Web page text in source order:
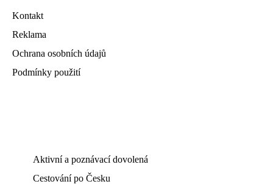
Kontakt
Reklama
Ochrana osobních údajů
Podmínky použití
Aktivní a poznávací dovolená
Cestování po Česku